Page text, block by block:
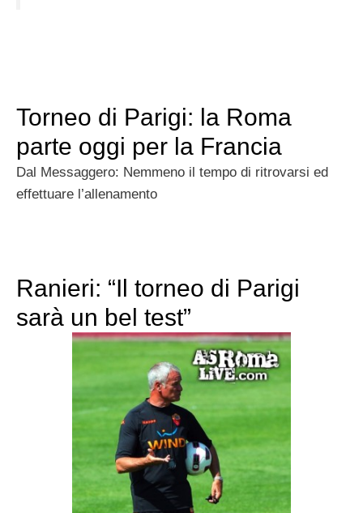
Torneo di Parigi: la Roma
parte oggi per la Francia
Dal Messaggero: Nemmeno il tempo di ritrovarsi ed
effettuare l’allenamento
Ranieri: “Il torneo di Parigi
sarà un bel test”